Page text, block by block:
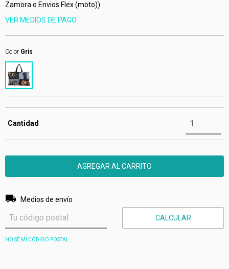
Zamora o Envios Flex (moto))
VER MEDIOS DE PAGO
Color Gris
Cantidad
Entregas para el CP:
Medios de envío
CALCULAR
NO SÉ MI CÓDIGO POSTAL